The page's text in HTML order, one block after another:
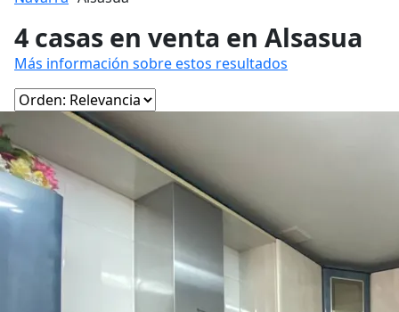
4 casas en venta en Alsasua
Más información sobre estos resultados